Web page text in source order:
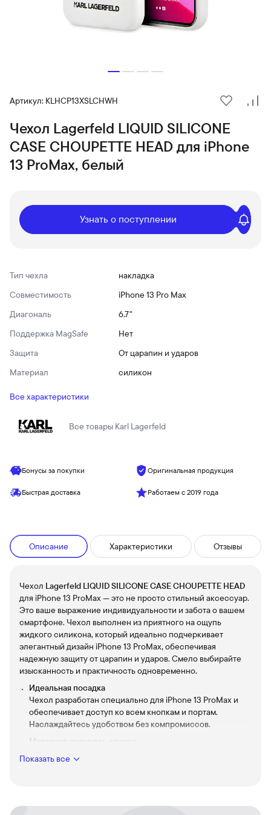
Артикул: KLHCP13XSLCHWH
В
Чехол Lagerfeld LIQUID SILICONE
CASE CHOUPETTE HEAD для iPhone
13 ProMax, белый
Узнать о поступлении
Тип чехла
накладка
Совместимость
iPhone 13 Pro Max
Диагональ
6.7"
Поддержка MagSafe
Нет
Защита
От царапин и ударов
Материал
силикон
Все характеристики
Все товары Karl Lagerfeld
Бонусы за покупки Оригинальная продукция
Быстрая доставка Работаем с 2019 года
Описание Характеристики Отзывы
Чехол Lagerfeld LIQUID SILICONE CASE CHOUPETTE HEAD
для iPhone 13 ProMax — это не просто стильный аксессуар.
Это ваше выражение индивидуальности и забота о вашем
смартфоне. Чехол выполнен из приятного на ощупь
жидкого силикона, который идеально подчеркивает
элегантный дизайн iPhone 13 ProMax, обеспечивая
надежную защиту от царапин и ударов. Смело выбирайте
изысканность и практичность одновременно.
Идеальная посадка
Чехол разработан специально для iPhone 13 ProMax и
обеспечивает доступ ко всем кнопкам и портам.
Наслаждайтесь удобством без компромиссов.
Материал премиум-класса
добавляет дополнительный уровень защиты вашему
Легендарный образ Choupette от Карла Лагерфельда
Показать все